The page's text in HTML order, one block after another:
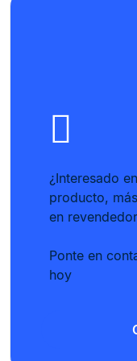
¿Interesado
producto,
en
Ponte en
hoy